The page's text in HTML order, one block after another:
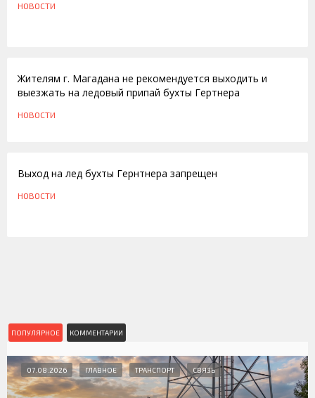
НОВОСТИ
Жителям г. Магадана не рекомендуется выходить и
выезжать на ледовый припай бухты Гертнера
НОВОСТИ
Выход на лед бухты Гернтнера запрещен
НОВОСТИ
ПОПУЛЯРНОЕ КОММЕНТАРИИ
07.08.2026 ГЛАВНОЕ ТРАНСПОРТ СВЯЗЬ